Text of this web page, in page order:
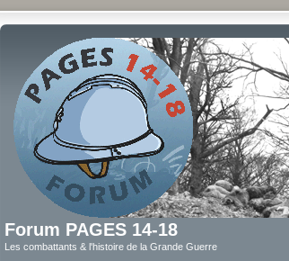
Forum PAGES 14-18
Les combattants & l'histoire de la Grande Guerre